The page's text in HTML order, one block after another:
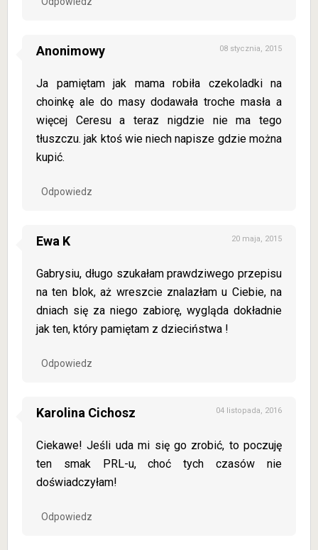
Anonimowy 08 stycznia, 2015
Ja pamiętam jak mama robiła czekoladki na
choinkę ale do masy dodawała troche masła a
więcej Ceresu a teraz nigdzie nie ma tego
tłuszczu. jak ktoś wie niech napisze gdzie można
kupić.
Odpowiedz
Ewa K 20 maja, 2015
Gabrysiu, długo szukałam prawdziwego przepisu
na ten blok, aż wreszcie znalazłam u Ciebie, na
dniach się za niego zabiorę, wygląda dokładnie
jak ten, który pamiętam z dzieciństwa !
Odpowiedz
Karolina Cichosz 04 listopada, 2016
Ciekawe! Jeśli uda mi się go zrobić, to poczuję
ten smak PRL-u, choć tych czasów nie
doświadczyłam!
Odpowiedz